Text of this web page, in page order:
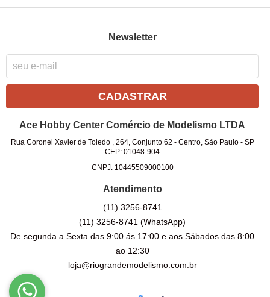
Newsletter
CADASTRAR
Ace Hobby Center Comércio de Modelismo LTDA
Rua Coronel Xavier de Toledo , 264, Conjunto 62 - Centro, São Paulo- SP
CEP: 01048-904
CNPJ: 10445509000100
Atendimento
(11) 3256-8741
(11) 3256-8741(WhatsApp)
De segunda a Sexta das 9:00 ás 17:00 e aos Sábados das 8:00
ao 12:30
loja@riograndemodelismo.com.br